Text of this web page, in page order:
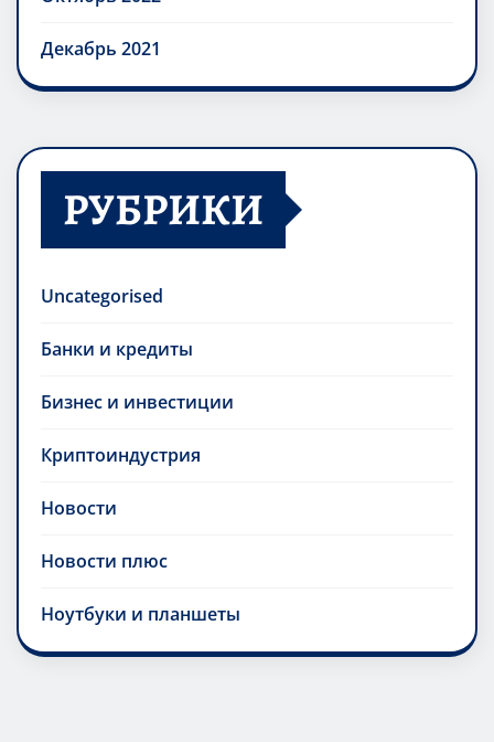
Декабрь 2021
РУБРИКИ
Uncategorised
Банки и кредиты
Бизнес и инвестиции
Криптоиндустрия
Новости
Новости плюс
Ноутбуки и планшеты